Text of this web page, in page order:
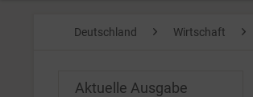
Deutschland Wirtschaft
Aktuelle Ausgabe